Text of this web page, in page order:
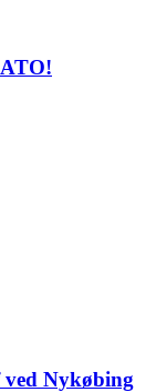
Nykøbing